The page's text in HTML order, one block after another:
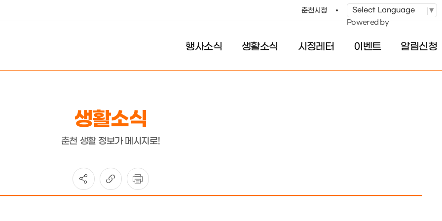
춘천시청
Powered by
행사소식 생활소식 시정레터 이벤트 알림신청
생활소식
춘천 생활 정보가 메시지로!